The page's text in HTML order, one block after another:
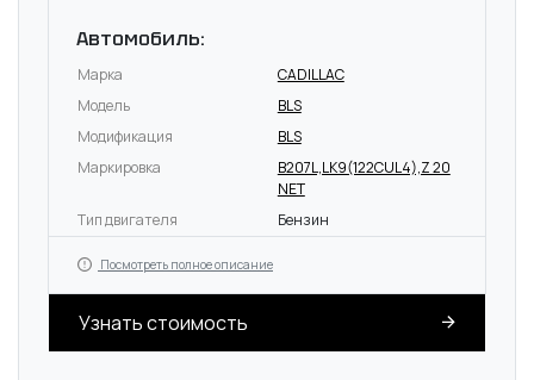
Автомобиль:
Марка
CADILLAC
Модель
BLS
Модификация
BLS
Маркировка
B207L,LK9(122CUL4),Z 20
NET
Тип двигателя
Бензин
Посмотреть полное описание
Узнать стоимость